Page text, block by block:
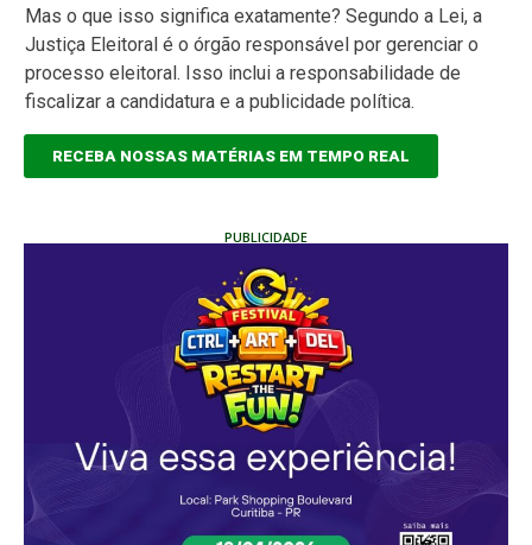
Mas o que isso significa exatamente? Segundo a Lei, a
Justiça Eleitoral é o órgão responsável por gerenciar o
processo eleitoral. Isso inclui a responsabilidade de
fiscalizar a candidatura e a publicidade política.
RECEBA NOSSAS MATÉRIAS EM TEMPO REAL
PUBLICIDADE